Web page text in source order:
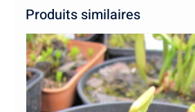
Produits similaires